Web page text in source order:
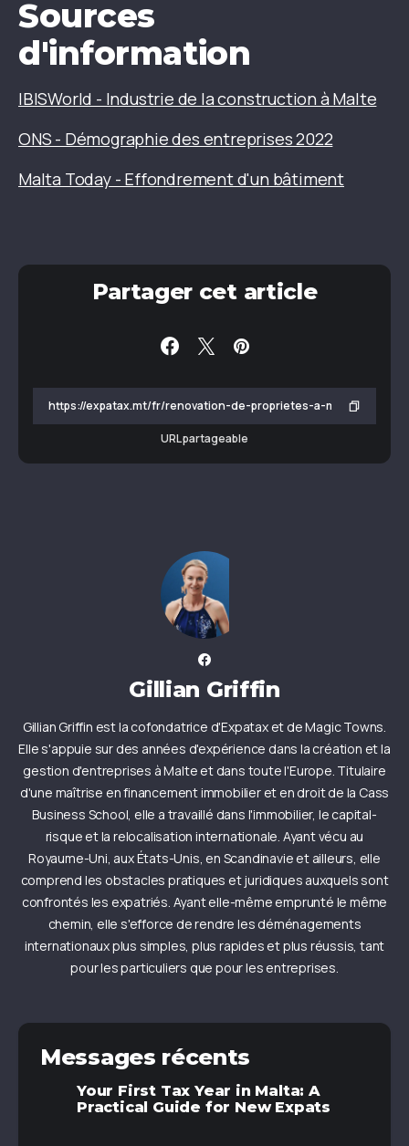
Sources
d'information
IBISWorld - Industrie de la construction à Malte
ONS - Démographie des entreprises 2022
Malta Today - Effondrement d'un bâtiment
Partager cet article
URL partageable
Gillian Griffin
Gillian Griffin est la cofondatrice d'Expatax et de Magic Towns.
Elle s'appuie sur des années d'expérience dans la création et la
gestion d'entreprises à Malte et dans toute l'Europe. Titulaire
d'une maîtrise en financement immobilier et en droit de la Cass
Business School, elle a travaillé dans l'immobilier, le capital-
risque et la relocalisation internationale. Ayant vécu au
Royaume-Uni, aux États-Unis, en Scandinavie et ailleurs, elle
comprend les obstacles pratiques et juridiques auxquels sont
confrontés les expatriés. Ayant elle-même emprunté le même
chemin, elle s'efforce de rendre les déménagements
internationaux plus simples, plus rapides et plus réussis, tant
pour les particuliers que pour les entreprises.
Messages récents
Your First Tax Year in Malta: A
Practical Guide for New Expats